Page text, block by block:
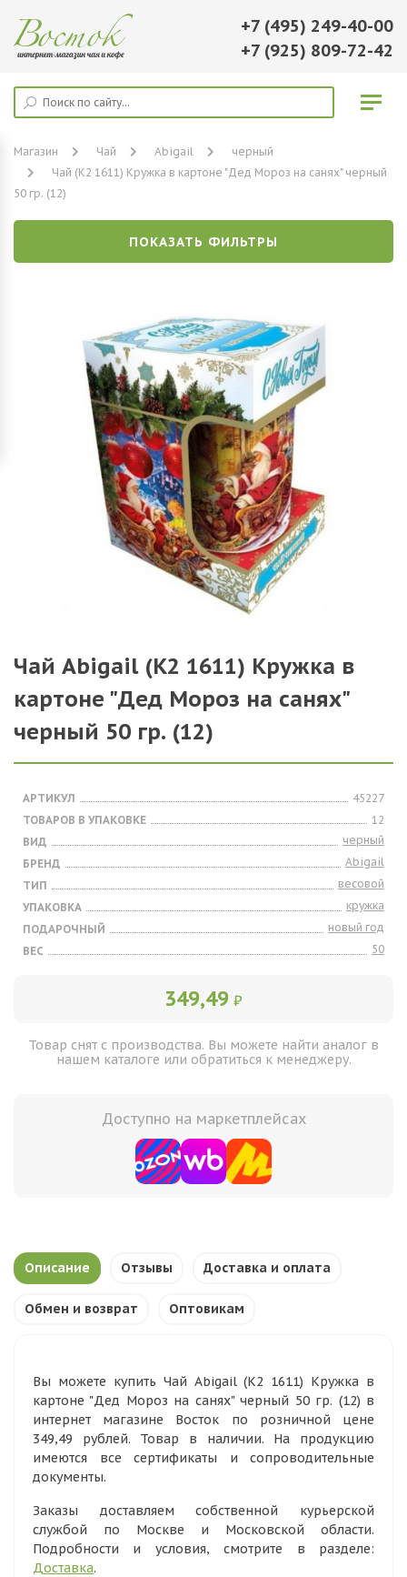
+7 (495) 249-40-00
+7 (925) 809-72-42
Магазин Чай Abigail
черный
Чай (К2 1611) Кружка в картоне "Дед Мороз на санях" черный
50 гр. (12)
ПОКАЗАТЬ ФИЛЬТРЫ
Чай Abigail (К2 1611) Кружка в
картоне "Дед Мороз на санях"
черный 50 гр. (12)
АРТИКУЛ
45227
ТОВАРОВ В УПАКОВКЕ
12
ВИД
черный
БРЕНД
Abigail
ТИП
весовой
УПАКОВКА
кружка
ПОДАРОЧНЫЙ
новый год
ВЕС
50
349,49 ₽
Товар снят с производства. Вы можете найти аналог в
нашем каталоге или обратиться к менеджеру.
Доступно на маркетплейсах
Описание Отзывы Доставка и оплата
Обмен и возврат Оптовикам
Вы можете купить Чай Abigail (К2 1611) Кружка в
картоне "Дед Мороз на санях" черный 50 гр. (12) в
интернет магазине Восток по розничной цене
349,49 рублей. Товар в наличии. На продукцию
имеются все сертификаты и сопроводительные
документы.
Заказы доставляем собственной курьерской
службой по Москве и Московской области.
Подробности и условия, смотрите в разделе:
Доставка.